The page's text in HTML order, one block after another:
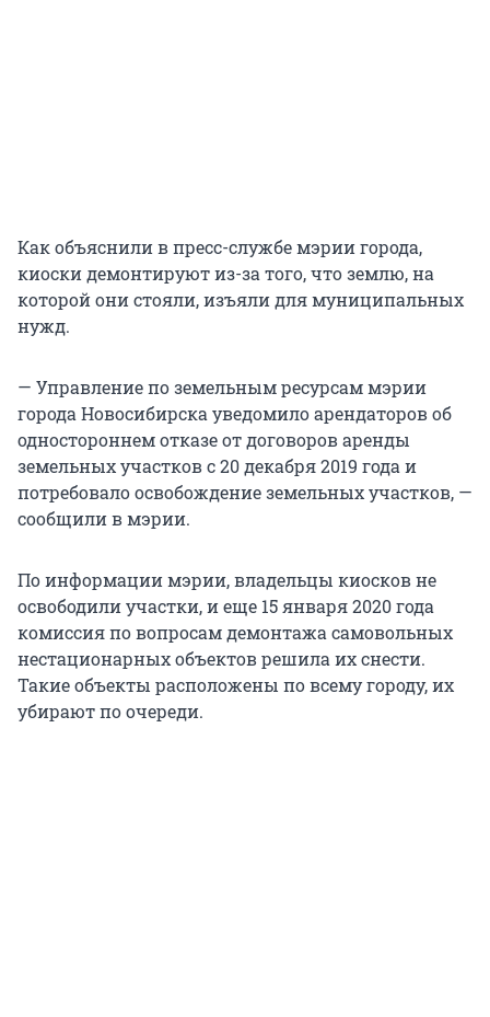
Как объяснили в пресс-службе мэрии города,
киоски демонтируют из-за того, что землю, на
которой они стояли, изъяли для муниципальных
нужд.
— Управление по земельным ресурсам мэрии
города Новосибирска уведомило арендаторов об
одностороннем отказе от договоров аренды
земельных участков с 20 декабря 2019 года и
потребовало освобождение земельных участков, —
сообщили в мэрии.
По информации мэрии, владельцы киосков не
освободили участки, и еще 15 января 2020 года
комиссия по вопросам демонтажа самовольных
нестационарных объектов решила их снести.
Такие объекты расположены по всему городу, их
убирают по очереди.